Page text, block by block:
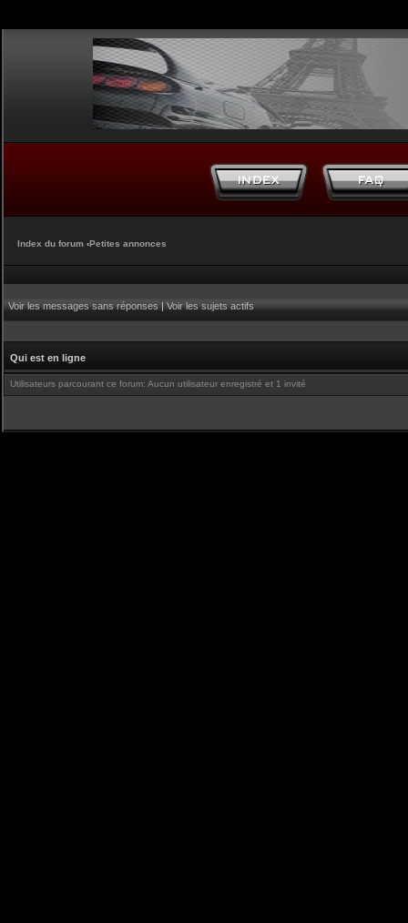
Index du forum ‹Petites annonces
Voir les messages sans réponses|Voir les sujets actifs
Qui est en ligne
Utilisateurs parcourant ce forum: Aucun utilisateur enregistré et 1 invité